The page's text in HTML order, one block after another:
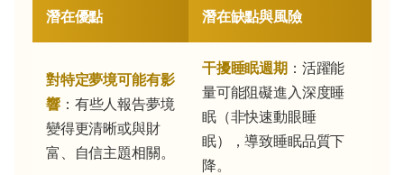
潛在優點 潛在缺點與風險
對特定夢境可能有影
響：有些人報告夢境
變得更清晰或與財
富、自信主題相關。
干擾睡眠週期：活躍能
量可能阻礙進入深度睡
眠（非快速動眼睡
眠），導致睡眠品質下
降。